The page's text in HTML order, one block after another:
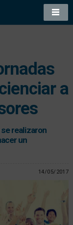
a
realizaron
un
14/05/2017